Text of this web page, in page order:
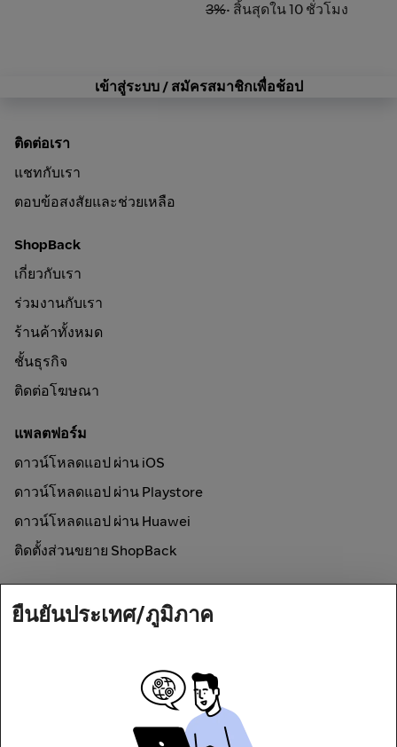
3%• สิ้นสุดใน 10 ชั่วโมง
เข้าสู่ระบบ / สมัครสมาชิกเพื่อช้อป
ติดต่อเรา
แชทกับเรา
ตอบข้อสงสัยและช่วยเหลือ
ShopBack
เกี่ยวกับเรา
ร่วมงานกับเรา
ร้านค้าทั้งหมด
ชั้นธุรกิจ
ติดต่อโฆษณา
แพลตฟอร์ม
ดาวน์โหลดแอป ผ่าน iOS
ดาวน์โหลดแอป ผ่าน Playstore
ดาวน์โหลดแอป ผ่าน Huawei
ติดตั้งส่วนขยาย ShopBack
ช้อปออนไลน์และรับเงินคืน
ยืนยันประเทศ/ภูมิภาค